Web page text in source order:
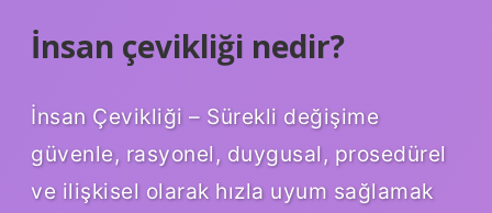
İnsan çevikliği nedir?
İnsan Çevikliği – Sürekli değişime
güvenle, rasyonel, duygusal, prosedürel
ve ilişkisel olarak hızla uyum sağlamak